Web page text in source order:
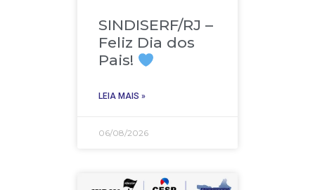
SINDISERF/RJ –
Feliz Dia dos
Pais!
LEIA MAIS »
06/08/2026